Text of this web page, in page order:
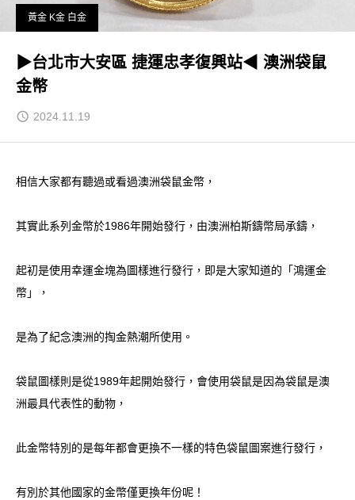
黃金 K金 白金
▶台北市大安區 捷運忠孝復興站◀ 澳洲袋鼠
金幣
2024.11.19
相信大家都有聽過或看過澳洲袋鼠金幣，
其實此系列金幣於1986年開始發行，由澳洲柏斯鑄幣局承鑄，
起初是使用幸運金塊為圖樣進行發行，即是大家知道的「鴻運金
幣」，
是為了紀念澳洲的掏金熱潮所使用。
袋鼠圖樣則是從1989年起開始發行，會使用袋鼠是因為袋鼠是澳
洲最具代表性的動物，
此金幣特別的是每年都會更換不一樣的特色袋鼠圖案進行發行，
有別於其他國家的金幣僅更換年份呢！